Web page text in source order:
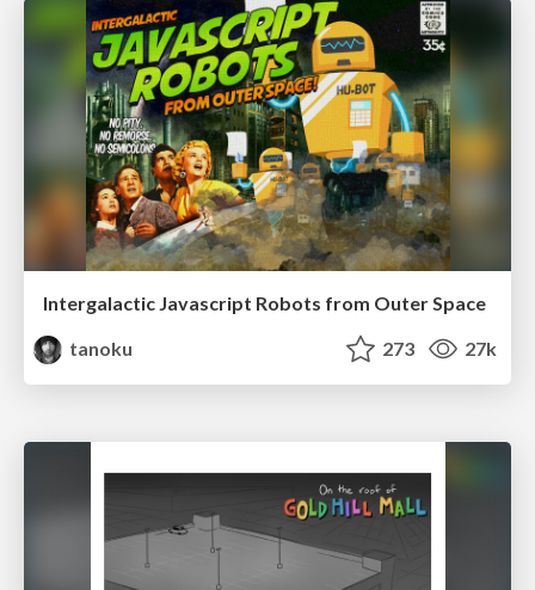
Intergalactic Javascript Robots from Outer Space
tanoku
273 27k